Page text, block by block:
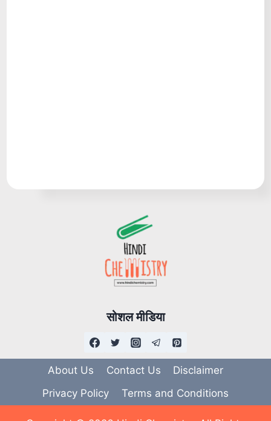
सोशल मीडिया
About Us Contact Us
Disclaimer
Privacy Policy
Terms and Conditions